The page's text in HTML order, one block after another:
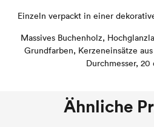
Einzeln verpackt in einer
Massives Buchenholz,
Grundfarben, Kerzeneinsätze
Durchmesser, 20
Ähnliche